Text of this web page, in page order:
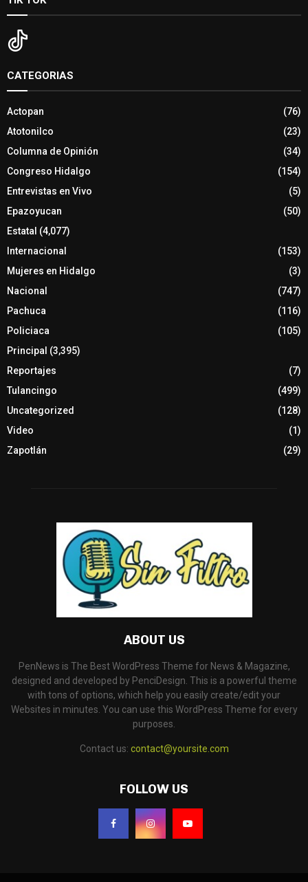
CATEGORIAS
Actopan
(76)
Atotonilco
(23)
Columna de Opinión
(34)
Congreso Hidalgo
(154)
Entrevistas en Vivo
(5)
Epazoyucan
(50)
Estatal (4,077)
Internacional
(153)
Mujeres en Hidalgo
(3)
Nacional
(747)
Pachuca
(116)
Policiaca
(105)
Principal (3,395)
Reportajes
(7)
Tulancingo
(499)
Uncategorized
(128)
Video
(1)
Zapotlán
(29)
ABOUT US
PenNews is The Best WordPress Theme for News & Magazine,
designed and developed by PenciDesign. This is a powerful theme
with tons of options, which help you easily create/edit your
Websites in minutes. You can use this WordPress Theme for every
purposes.
Contact us: contact@yoursite.com
FOLLOW US